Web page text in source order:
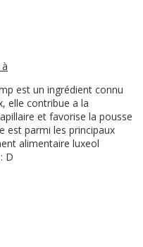
est un ingrédient connu
elle contribue a la
et favorise la pousse
est parmi les principaux
alimentaire luxeol
D